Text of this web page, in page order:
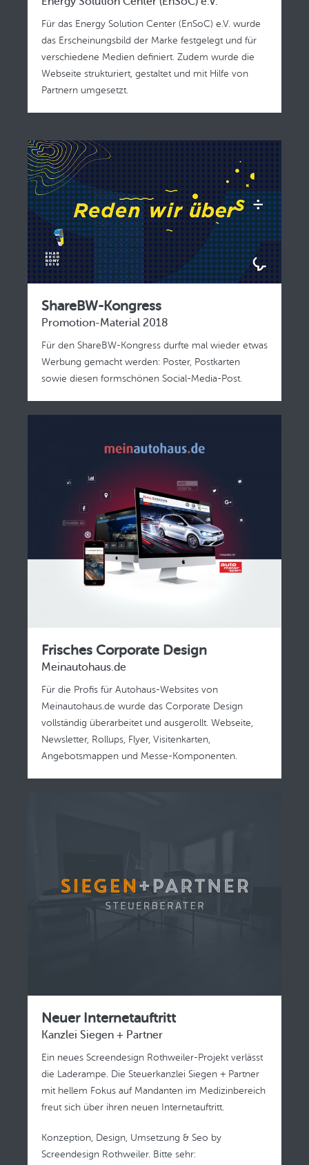
Für das Energy Solution Center (EnSoC) e.V. wurde
das Erscheinungsbild der Marke festgelegt und für
verschiedene Medien definiert. Zudem wurde die
Webseite strukturiert, gestaltet und mit Hilfe von
Partnern umgesetzt.
ShareBW-Kongress
Promotion-Material 2018
Für den ShareBW-Kongress durfte mal wieder etwas
Werbung gemacht werden: Poster, Postkarten
sowie diesen formschönen Social-Media-Post.
Frisches Corporate Design
Meinautohaus.de
Für die Profis für Autohaus-Websites von
Meinautohaus.de wurde das Corporate Design
vollständig überarbeitet und ausgerollt. Webseite,
Newsletter, Rollups, Flyer, Visitenkarten,
Angebotsmappen und Messe-Komponenten.
Neuer Internetauftritt
Kanzlei Siegen + Partner
Ein neues Screendesign Rothweiler-Projekt verlässt
die Laderampe. Die Steuerkanzlei Siegen + Partner
mit hellem Fokus auf Mandanten im Medizinbereich
freut sich über ihren neuen Internetauftritt.
Konzeption, Design, Umsetzung & Seo by
Screendesign Rothweiler. Bitte sehr‬: